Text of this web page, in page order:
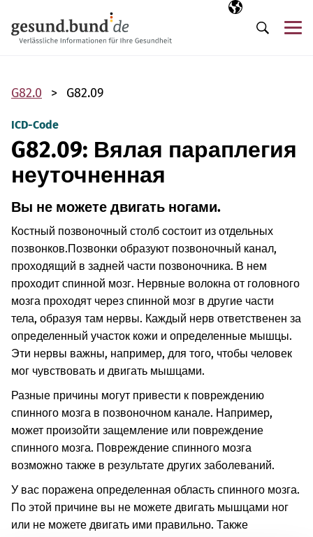
Выбранный
RU
Поиск
G82.0 G82.09
ICD-Code
G82.09: Вялая параплегия
неуточненная
Вы не можете двигать ногами.
Костный позвоночный столб состоит из отдельных
позвонков.Позвонки образуют позвоночный канал,
проходящий в задней части позвоночника. В нем
проходит спинной мозг. Нервные волокна от головного
мозга проходят через спинной мозг в другие части
тела, образуя там нервы. Каждый нерв ответственен за
определенный участок кожи и определенные мышцы.
Эти нервы важны, например, для того, чтобы человек
мог чувствовать и двигать мышцами.
Разные причины могут привести к повреждению
спинного мозга в позвоночном канале. Например,
может произойти защемление или повреждение
спинного мозга. Повреждение спинного мозга
возможно также в результате других заболеваний.
У вас поражена определенная область спинного мозга.
По этой причине вы не можете двигать мышцами ног
или не можете двигать ими правильно. Также